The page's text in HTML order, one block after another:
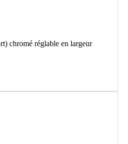
chromé réglable en largeur